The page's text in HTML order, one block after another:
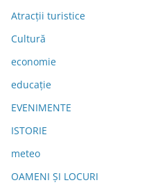
Atracții turistice
Cultură
economie
educație
EVENIMENTE
ISTORIE
meteo
OAMENI ȘI LOCURI